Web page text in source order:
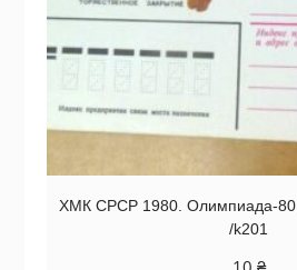
ХМК СРСР 1980. Олимпиада-80
/k201